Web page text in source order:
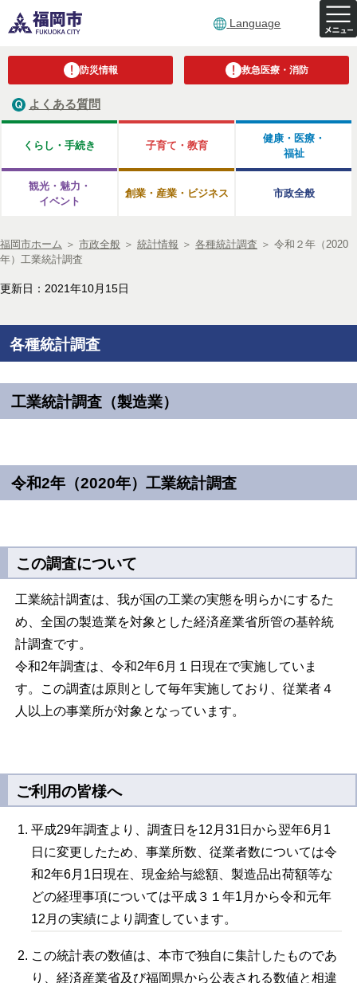
Language
防災情報 救急医療・消防
よくある質問
くらし・手続き 子育て・教育
健康・医療・
福祉
観光・魅力・
イベント
創業・産業・ビジネス 市政全般
福岡市ホーム ＞ 市政全般 ＞ 統計情報 ＞ 各種統計調査 ＞ 令和２年（2020
年）工業統計調査
更新日：2021年10月15日
各種統計調査
工業統計調査（製造業）
令和2年（2020年）工業統計調査
この調査について
工業統計調査は、我が国の工業の実態を明らかにするた
め、全国の製造業を対象とした経済産業省所管の基幹統
計調査です。
令和2年調査は、令和2年6月１日現在で実施していま
す。この調査は原則として毎年実施しており、従業者４
人以上の事業所が対象となっています。
ご利用の皆様へ
平成29年調査より、調査日を12月31日から翌年6月1
日に変更したため、事業所数、従業者数については令
和2年6月1日現在、現金給与総額、製造品出荷額等な
どの経理事項については平成３１年1月から令和元年
12月の実績により調査しています。
この統計表の数値は、本市で独自に集計したものであ
り、経済産業省及び福岡県から公表される数値と相違